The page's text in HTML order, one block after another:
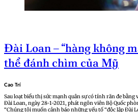
Đài Loan – “hàng không
thể đánh chìm của Mỹ
Cao Trí
Sau loạt biểu thị sức mạnh quân sự có tính răn đe bằng
Đài Loan, ngày 28-1-2021, phát ngôn viên Bộ Quốc
“Chúng tôi muốn cảnh báo những yếu tố “độc lập Đài